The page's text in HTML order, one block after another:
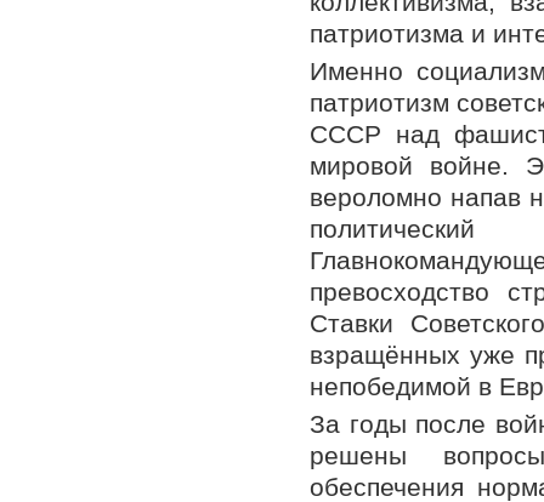
патриотизма и
Именно
патриотизм
СССР над
мировой войне.
вероломно напав
превосходство
Ставки
взращённых уже
непобедимой в
За годы после
решены
обеспечения